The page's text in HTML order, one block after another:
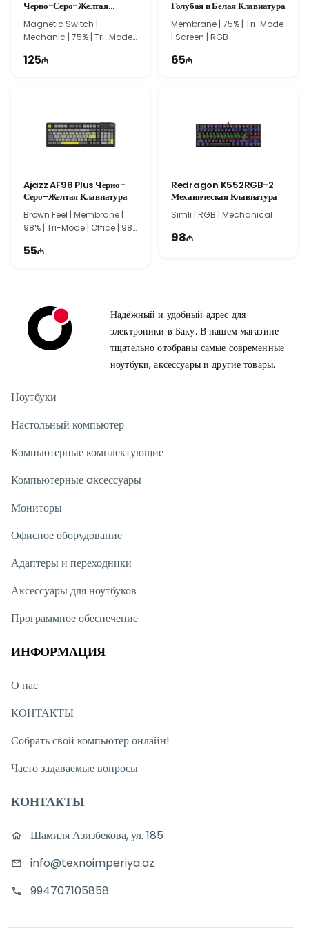
Черно-Серо-Желтая
Механическая Клавиатура
Magnetic Switch |
Mechanic | 75% | Tri-Mode |
125
Голубая и Белая Клавиатура
Membrane | 75% | Tri-Mode
| Screen | RGB
65
Ajazz AF98 Plus Черно-
Серо-Желтая Клавиатура
Brown Feel | Membrane |
98% | Tri-Mode | Office | 98
55
Redragon K552RGB-2
Механическая Клавиатура
Simli | RGB | Mechanical
98
Надёжный и удобный адрес для
электроники в Баку. В нашем магазине
тщательно отобраны самые современные
ноутбуки, аксессуары и другие товары.
Ноутбуки
Настольный компьютер
Компьютерные комплектующие
Компьютерные aксессуары
Мониторы
Офисное оборудование
Адаптеры и переходники
Аксессуары для ноутбуков
Программное обеспечение
ИНФОРМАЦИЯ
О нас
КОНТАКТЫ
Собрать свой компьютер онлайн!
Часто задаваемые вопросы
КОНТАКТЫ
Шамиля Азизбекова, ул. 185
info@texnoimperiya.az
994707105858